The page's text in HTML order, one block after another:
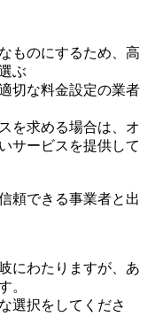
ものにするため、高
ぶ
切な料金設定の業者
を求める場合は、オ
サービスを提供して
頼できる事業者と出
にわたりますが、あ
。
選択をしてくださ